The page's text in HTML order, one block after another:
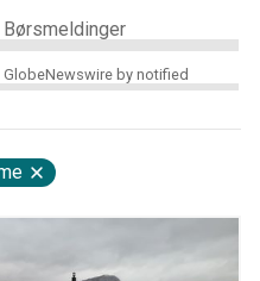
Børsmeldinger
GlobeNewswire by notified